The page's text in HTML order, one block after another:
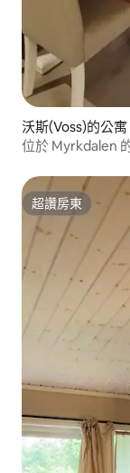
沃斯(Voss)的公寓
位於 Myrkdalen
超讚房東
超讚房東